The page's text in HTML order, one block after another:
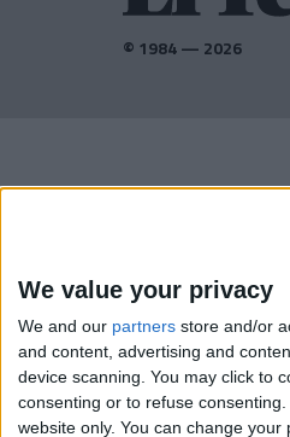
We value your privacy
We and our partners store and/or
and content, advertising and
device scanning. You may click to
consenting or to refuse consenting.
website only. You can change
© 1984 — 2026